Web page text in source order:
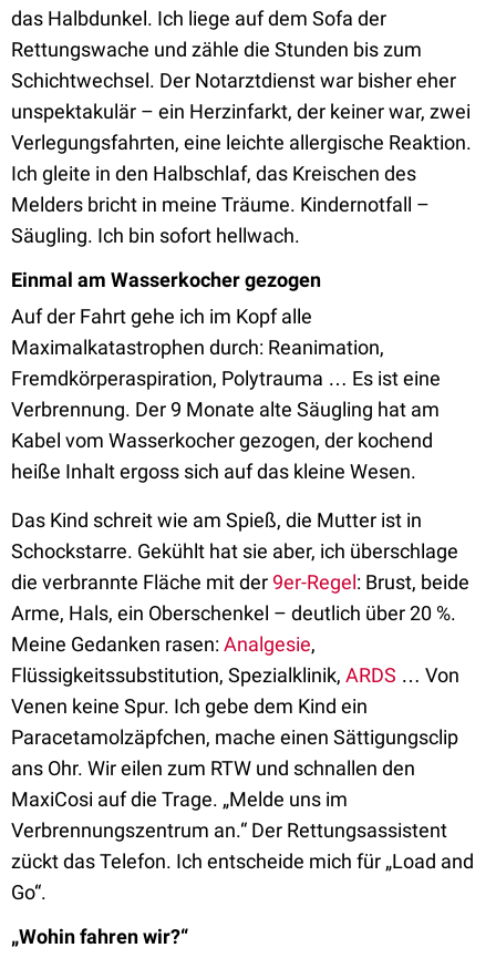
das Halbdunkel. Ich liege auf dem Sofa der
Rettungswache und zähle die Stunden bis zum
Schichtwechsel. Der Notarztdienst war bisher eher
unspektakulär – ein Herzinfarkt, der keiner war, zwei
Verlegungsfahrten, eine leichte allergische Reaktion.
Ich gleite in den Halbschlaf, das Kreischen des
Melders bricht in meine Träume. Kindernotfall –
Säugling. Ich bin sofort hellwach.
Einmal am Wasserkocher gezogen
Auf der Fahrt gehe ich im Kopf alle
Maximalkatastrophen durch: Reanimation,
Fremdkörperaspiration, Polytrauma … Es ist eine
Verbrennung. Der 9 Monate alte Säugling hat am
Kabel vom Wasserkocher gezogen, der kochend
heiße Inhalt ergoss sich auf das kleine Wesen.
Das Kind schreit wie am Spieß, die Mutter ist in
Schockstarre. Gekühlt hat sie aber, ich überschlage
die verbrannte Fläche mit der9er-Regel: Brust, beide
Arme, Hals, ein Oberschenkel – deutlich über 20 %.
Meine Gedanken rasen:Analgesie,
Flüssigkeitssubstitution, Spezialklinik, ARDS … Von
Venen keine Spur. Ich gebe dem Kind ein
Paracetamolzäpfchen, mache einen Sättigungsclip
ans Ohr. Wir eilen zum RTW und schnallen den
MaxiCosi auf die Trage. „Melde uns im
Verbrennungszentrum an.“ Der Rettungsassistent
zückt das Telefon. Ich entscheide mich für „Load and
Go“.
„Wohin fahren wir?“